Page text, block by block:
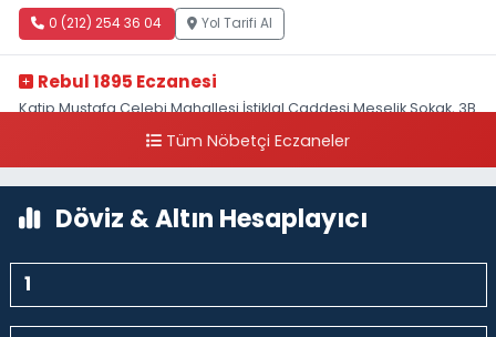
0 (212) 254 36 04 Yol Tarifi Al
Rebul 1895 Eczanesi
Katip Mustafa Çelebi Mahallesi İstiklal Caddesi Meşelik Sokak, 3B
Tüm Nöbetçi Eczaneler
Döviz & Altın Hesaplayıcı